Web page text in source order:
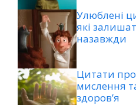
Улюблені
які
назавжди
Цитати
мислення
здоров’я